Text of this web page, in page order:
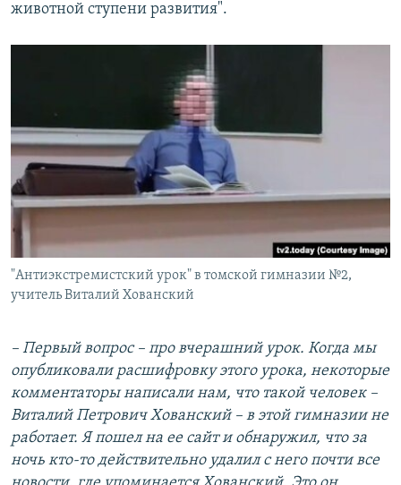
животной ступени развития".
"Антиэкстремистский урок" в томской гимназии №2,
учитель Виталий Хованский
– Первый вопрос – про вчерашний урок. Когда мы
опубликовали расшифровку этого урока, некоторые
комментаторы написали нам, что такой человек –
Виталий Петрович Хованский – в этой гимназии не
работает. Я пошел на ее сайт и обнаружил, что за
ночь кто-то действительно удалил с него почти все